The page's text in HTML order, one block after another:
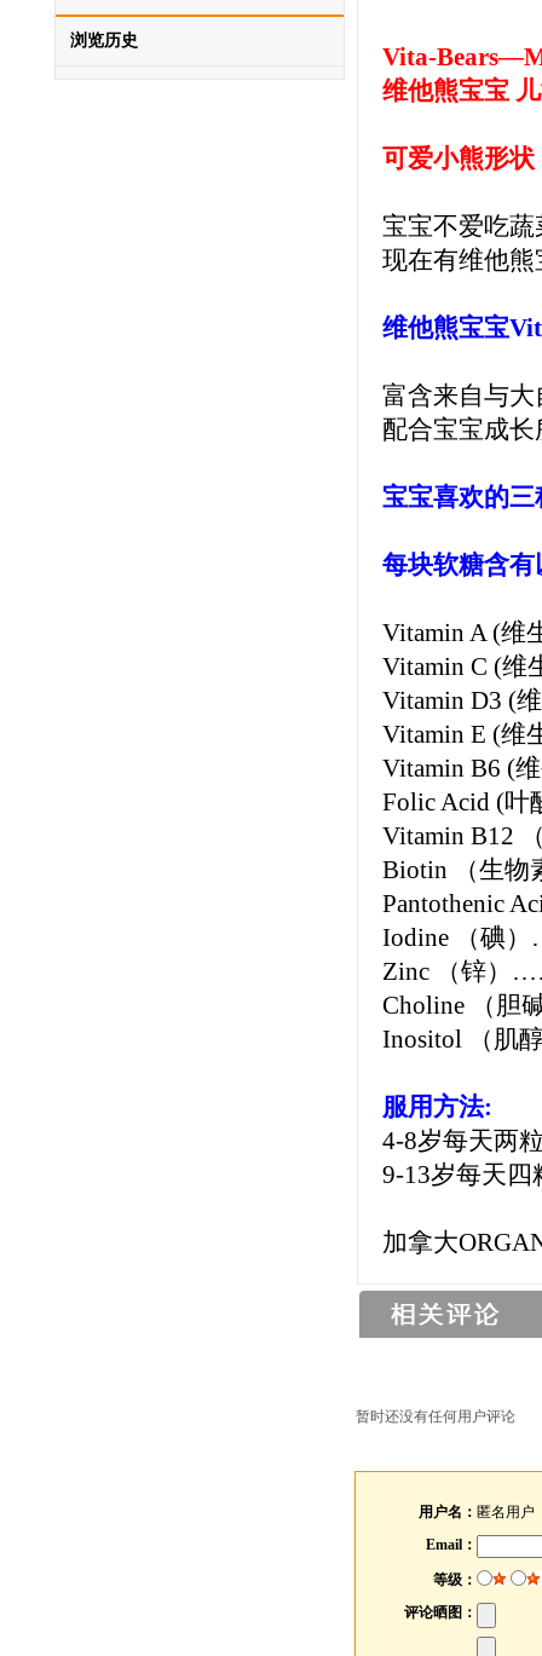
浏览历史
Vita-
维他熊宝宝
可爱小熊形
宝宝不爱吃
现在有维他
维他熊宝宝
富含来自与
配合宝宝成
宝宝喜欢的三
每块软糖含
Vitamin A (
Vitamin C
Vitamin D3
Vitamin E (
Vitamin B6
Folic Acid
Vitamin
Biotin （
Iodine （
Zinc （锌
Choline
Inositol （
服用方法:
4-8岁每天两
9-13岁每天四
加拿大
暂时还没有任何用户评论
用户名： 匿名用户
Email：
等级：
评论晒图：